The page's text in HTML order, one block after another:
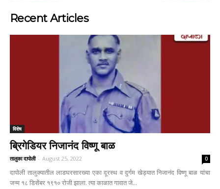
Recent Articles
विशेष
ब्रिगेडियर निजानंद विष्णू बाळ
तालुका दापोली - August 25, 2022 0
दापोली तालुक्यातील लाडघरसारख्या एका दूरस्थ व दुर्गम खेड्यात निजानंद विष्णू बाळ यांचा
जन्म १८ डिसेंबर १९१० रोजी झाला. त्या काळात गावात जे...